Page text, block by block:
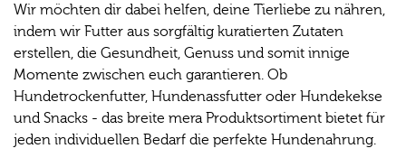
Wir möchten dir dabei helfen, deine Tierliebe zu nähren,
indem wir Futter aus sorgfältig kuratierten Zutaten
erstellen, die Gesundheit, Genuss und somit innige
Momente zwischen euch garantieren. Ob
Hundetrockenfutter, Hundenassfutter oder Hundekekse
und Snacks - das breite mera Produktsortiment bietet für
jeden individuellen Bedarf die perfekte Hundenahrung.